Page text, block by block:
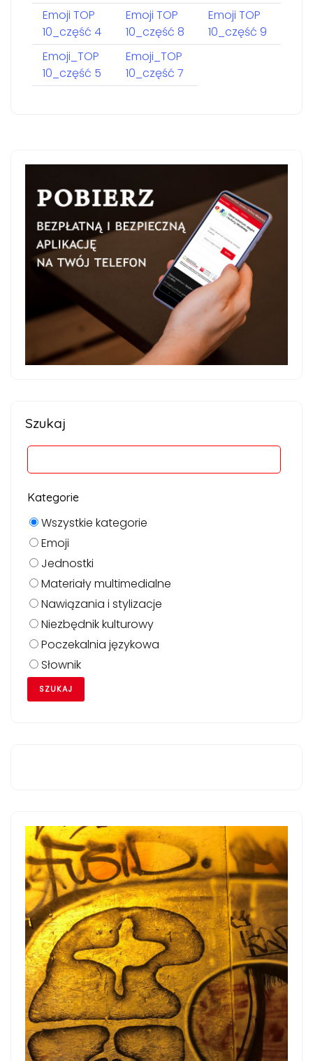
Emoji TOP
10_część 4
Emoji TOP
10_część 8
Emoji TOP
10_część 9
Emoji_TOP
10_część 5
Emoji_TOP
10_część 7
Szukaj
Kategorie
Wszystkie kategorie
Emoji
Jednostki
Materiały multimedialne
Nawiązania i stylizacje
Niezbędnik kulturowy
Poczekalnia językowa
Słownik